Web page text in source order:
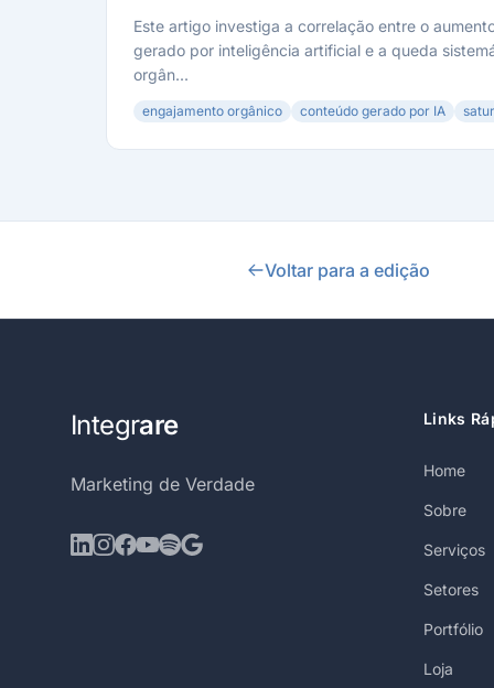
Este artigo investiga a correlação entre o
gerado por inteligência artificial e a queda
orgân...
engajamento orgânico conteúdo gerado por IA
Voltar para a edição
Integrare
Marketing de Verdade
Links
Home
Sobre
Serviços
Setores
Portfólio
Loja